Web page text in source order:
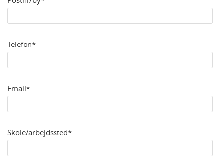
Telefon*
Email*
Skole/arbejdssted*